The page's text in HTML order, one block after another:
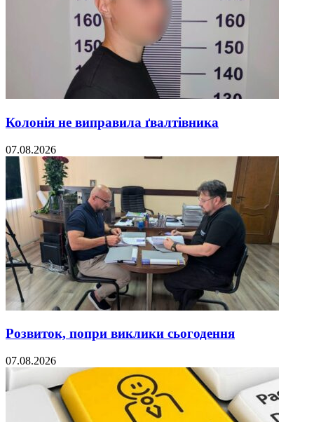
Колонія не виправила ґвалтівника
07.08.2026
Розвиток, попри виклики сьогодення
07.08.2026